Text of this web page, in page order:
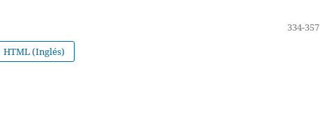
334-357
HTML (Inglés)